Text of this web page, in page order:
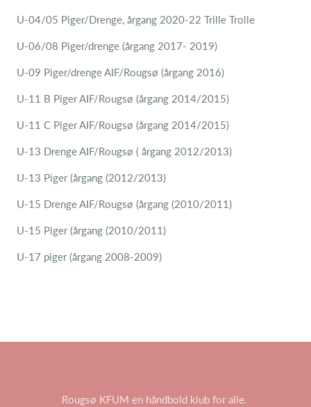
U-04/05 Piger/Drenge, årgang 2020-22 Trille Trolle
U-06/08 Piger/drenge (årgang 2017- 2019)
U-09 Piger/drenge AIF/Rougsø (årgang 2016)
U-11 B Piger AIF/Rougsø (årgang 2014/2015)
U-11 C Piger AIF/Rougsø (årgang 2014/2015)
U-13 Drenge AIF/Rougsø ( årgang 2012/2013)
U-13 Piger (årgang (2012/2013)
U-15 Drenge AIF/Rougsø (årgang (2010/2011)
U-15 Piger (årgang (2010/2011)
U-17 piger (årgang 2008-2009)
Rougsø KFUM en håndbold klub for alle.